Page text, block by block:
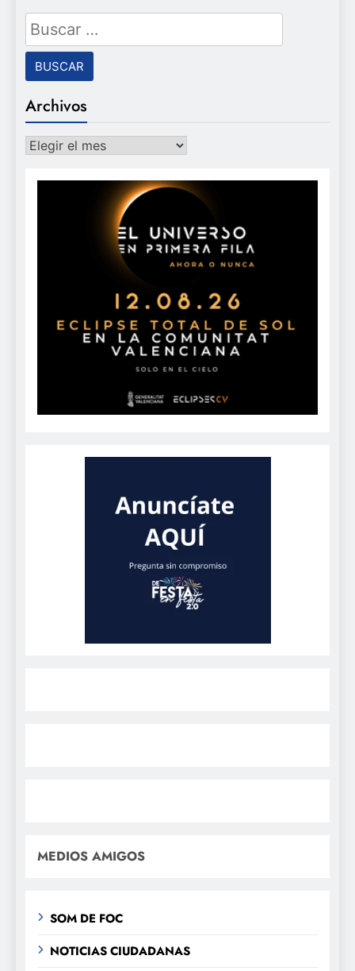
Buscar:
Archivos
Archivos
MEDIOS AMIGOS
SOM DE FOC
NOTICIAS CIUDADANAS